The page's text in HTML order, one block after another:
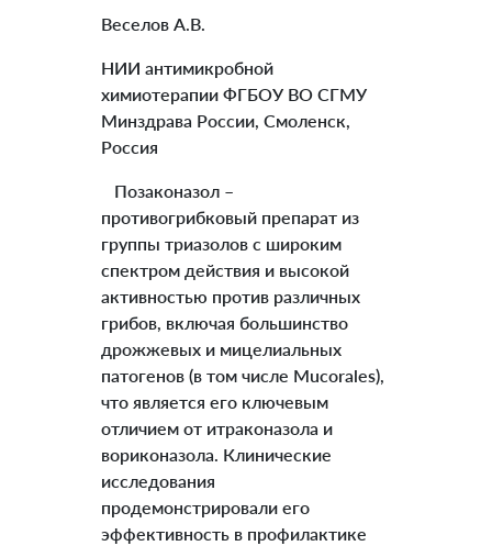
Веселов А.В.
НИИ антимикробной
химиотерапии ФГБОУ ВО СГМУ
Минздрава России, Смоленск,
Россия
Позаконазол –
противогрибковый препарат из
группы триазолов с широким
спектром действия и высокой
активностью против различных
грибов, включая большинство
дрожжевых и мицелиальных
патогенов (в том числе Mucorales),
что является его ключевым
отличием от итраконазола и
вориконазола. Клинические
исследования
продемонстрировали его
эффективность в профилактике